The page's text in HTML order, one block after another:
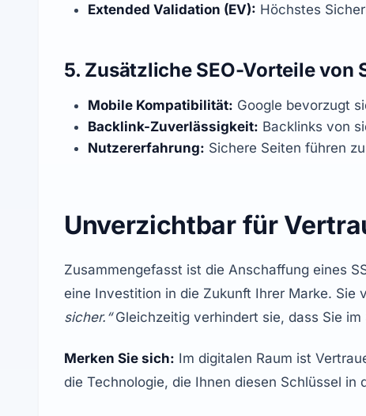
Extended Validation (EV): Höchstes
5. Zusätzliche SEO-Vorteile von
Mobile Kompatibilität: Google bevorzugt
Backlink-Zuverlässigkeit: Backlinks von
Nutzererfahrung: Sichere Seiten führen
Unverzichtbar für
Zusammengefasst ist die Anschaffung eines
eine Investition in die Zukunft Ihrer Marke.
sicher.“ Gleichzeitig verhindert sie, dass Sie
Merken Sie sich: Im digitalen Raum ist
die Technologie, die Ihnen diesen Schlüssel in